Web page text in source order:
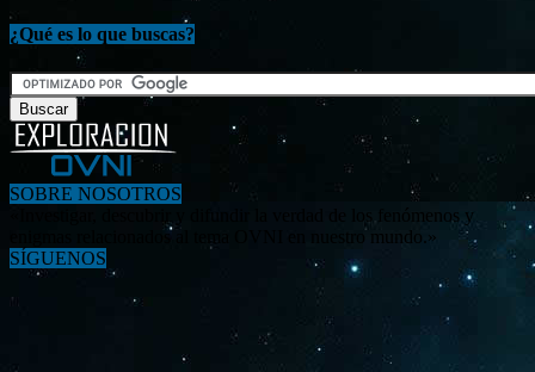
¿Qué es lo que buscas?
SOBRE NOSOTROS
«Investigar, descubrir y difundir la verdad de los fenómenos y
enigmas relacionados al tema OVNI en nuestro mundo.»
SÍGUENOS